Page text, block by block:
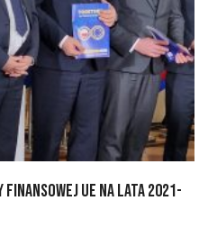
UE na lata 2021-